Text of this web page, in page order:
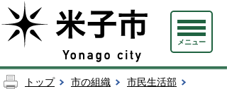
メニュー
トップ 市の組織
市民生活部